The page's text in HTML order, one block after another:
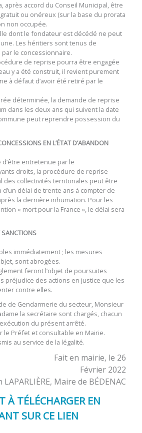
après accord du Conseil Municipal, être
ou onéreux (sur la base du prorata
non occupée.
dont le fondateur est décédé ne peut
Les héritiers sont tenus de
le concessionnaire.
de reprise pourra être engagée
y a été construit, il revient purement
à défaut d’avoir été retiré par le
déterminée, la demande de reprise
dans les deux ans qui suivent la date
peut reprendre possession du
EN L’ÉTAT D’ABANDON
entretenue par le
droits, la procédure de reprise
des collectivités territoriales peut être
d’un délai de trente ans à compter de
la dernière inhumation. Pour les
« mort pour la France », le délai sera
SANCTIONS
immédiatement ; les mesures
sont abrogées.
feront l’objet de poursuites
préjudice des actions en justice que les
contre elles.
de Gendarmerie du secteur, Monsieur
la secrétaire sont chargés, chacun
du présent arrêté.
le Préfet et consultable en Mairie.
au service de la légalité.
mairie, le 26
Février 2022
LAPARLIÈRE, Maire de BÉDENAC
À TÉLÉCHARGER EN
SUR CE LIEN